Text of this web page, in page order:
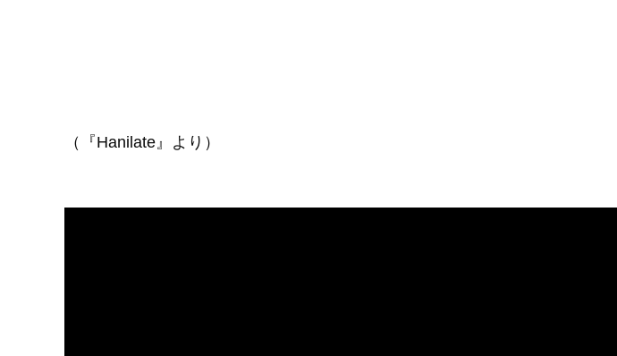
（『Hanilate』より）